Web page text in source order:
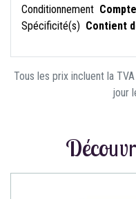
Conditionnement
Spécificité(s) Contient
Tous les prix incluent la
jour